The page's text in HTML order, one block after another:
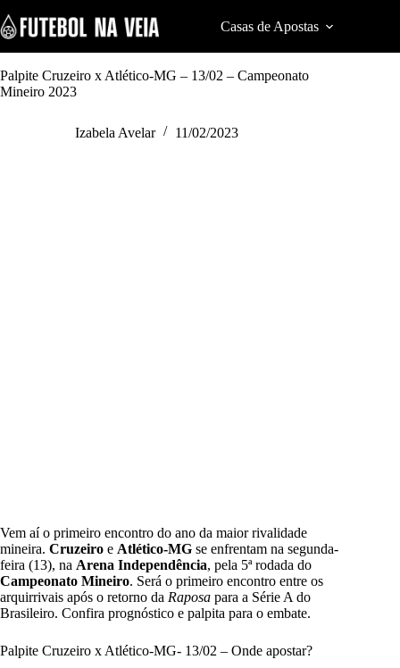
k
i
p
t
o
Casas de Apostas
Palpite Cruzeiro x Atlético-MG – 13/02 – Campeonato
Mineiro 2023
Izabela Avelar 11/02/2023
Vem aí o primeiro encontro do ano da maior rivalidade
mineira. Cruzeiro e Atlético-MG se enfrentam na segunda-
feira (13), na Arena Independência, pela 5ª rodada do
Campeonato Mineiro. Será o primeiro encontro entre os
arquirrivais após o retorno da Raposa para a Série A do
Brasileiro. Confira prognóstico e palpita para o embate.
Palpite Cruzeiro x Atlético-MG- 13/02 – Onde apostar?